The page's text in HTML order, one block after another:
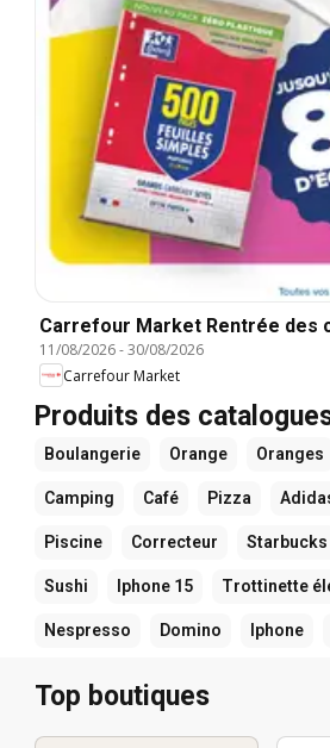
Carrefour Market Rentrée des
11/08/2026-30/08/2026
Carrefour Market
Produits des
Boulangerie Orange Oranges
Camping Café Pizza
Piscine Correcteur Starbucks
Sushi Iphone 15 Trottinette
Nespresso Domino Iphone
Top boutiques